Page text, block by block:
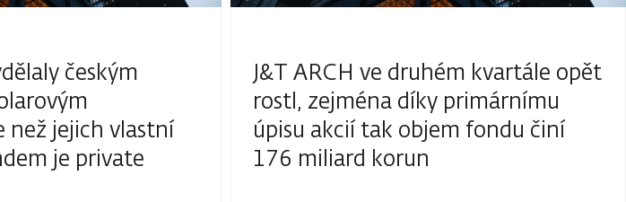
českým
než jejich vlastní
je private
J&T ARCH ve druhém kvartále opět
rostl, zejména díky primárnímu
úpisu akcií tak objem fondu činí
176 miliard korun